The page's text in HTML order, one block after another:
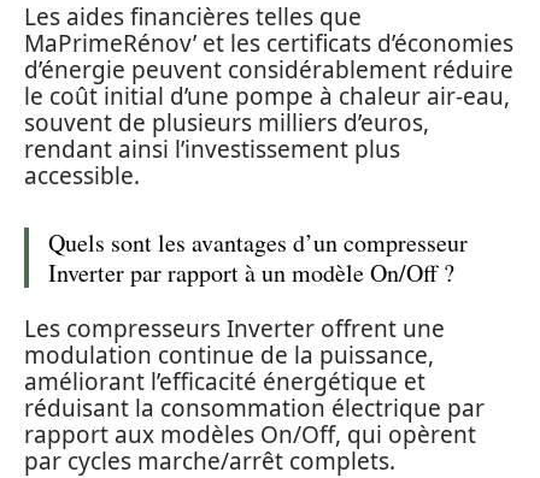
Les aides financières telles que
MaPrimeRénov’ et les certificats d’économies
d’énergie peuvent considérablement réduire
le coût initial d’une pompe à chaleur air-eau,
souvent de plusieurs milliers d’euros,
rendant ainsi l’investissement plus
accessible.
Quels sont les avantages d’un compresseur
Inverter par rapport à un modèle On/Off ?
Les compresseurs Inverter offrent une
modulation continue de la puissance,
améliorant l’efficacité énergétique et
réduisant la consommation électrique par
rapport aux modèles On/Off, qui opèrent
par cycles marche/arrêt complets.